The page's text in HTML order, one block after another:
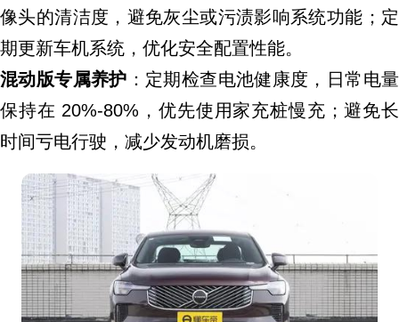
像头的清洁度，避免灰尘或污渍影响系统功能；定
期更新车机系统，优化安全配置性能。
混动版专属养护 ：定期检查电池健康度，日常电量
保持在 20%-80%，优先使用家充桩慢充；避免长
时间亏电行驶，减少发动机磨损。